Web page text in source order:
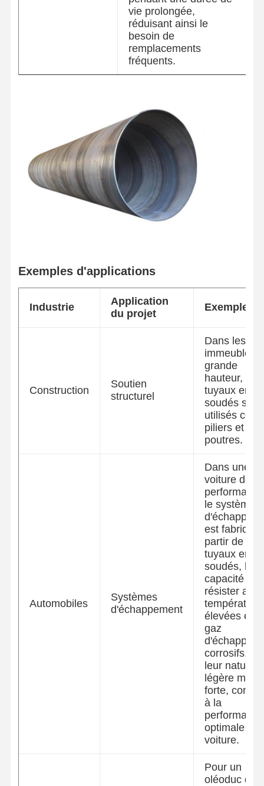
vie prolongée,
réduisant ainsi le
besoin de
remplacements
fréquents.
Exemples d'applications
Industrie
Application
du projet
Exemple
Construction
Soutien
structurel
Dans les
immeubles
grande
hauteur, nos
tuyaux en
soudés sont
utilisés
piliers et
poutres.
Automobiles
Systèmes
d'échappement
Dans une
voiture de
le système
est fabriqué
partir de nos
tuyaux en
soudés, leur
capacité à
résister aux
élevées et
gaz
leur nature
légère mais
forte,
à la
performance
optimale de
voiture.
Pour un
oléoduc qui